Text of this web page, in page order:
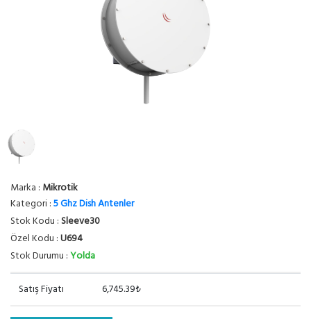
Marka : Mikrotik
Kategori :5 Ghz Dish Antenler
Stok Kodu : Sleeve30
Özel Kodu :U694
Stok Durumu :Yolda
Satış Fiyatı 6,745.39₺